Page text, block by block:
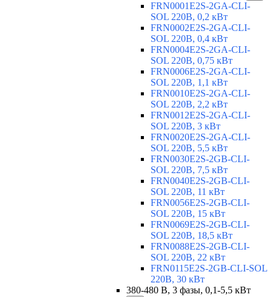
FRN0001E2S-2GA-CLI-
SOL 220В, 0,2 кВт
FRN0002E2S-2GA-CLI-
SOL 220В, 0,4 кВт
FRN0004E2S-2GA-CLI-
SOL 220В, 0,75 кВт
FRN0006E2S-2GA-CLI-
SOL 220В, 1,1 кВт
FRN0010E2S-2GA-CLI-
SOL 220В, 2,2 кВт
FRN0012E2S-2GA-CLI-
SOL 220В, 3 кВт
FRN0020E2S-2GA-CLI-
SOL 220В, 5,5 кВт
FRN0030E2S-2GB-CLI-
SOL 220В, 7,5 кВт
FRN0040E2S-2GB-CLI-
SOL 220В, 11 кВт
FRN0056E2S-2GB-CLI-
SOL 220В, 15 кВт
FRN0069E2S-2GB-CLI-
SOL 220В, 18,5 кВт
FRN0088E2S-2GB-CLI-
SOL 220В, 22 кВт
FRN0115E2S-2GB-CLI-SOL
220В, 30 кВт
380-480 В, 3 фазы, 0,1-5,5 кВт